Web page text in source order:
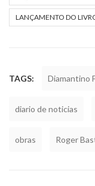
LANÇAMENTO DO
TAGS: Diamantino
diario de noticias
obras Roger